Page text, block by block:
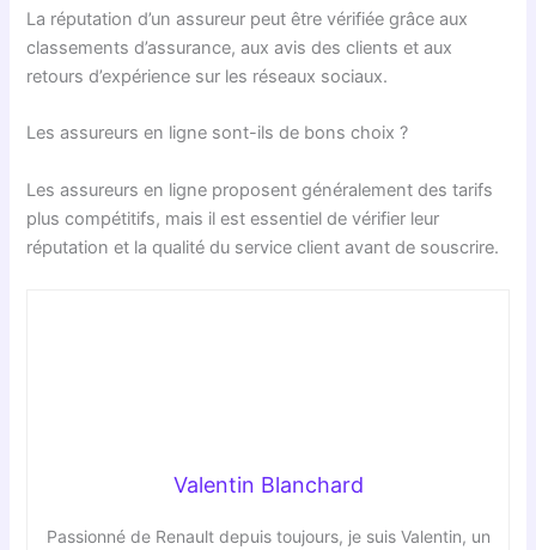
La réputation d’un assureur peut être vérifiée grâce aux
classements d’assurance, aux avis des clients et aux
retours d’expérience sur les réseaux sociaux.
Les assureurs en ligne sont-ils de bons choix ?
Les assureurs en ligne proposent généralement des tarifs
plus compétitifs, mais il est essentiel de vérifier leur
réputation et la qualité du service client avant de souscrire.
Valentin Blanchard
Passionné de Renault depuis toujours, je suis Valentin, un